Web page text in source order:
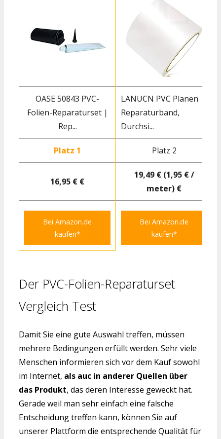
OASE 50843 PVC-
Folien-Reparaturset |
Rep...
LANUCN PVC Planen
Reparaturband,
Durchsi...
Platz 1 Platz 2
16,95 € €
19,49 € (1,95 € /
meter) €
Bei Amazon.de
kaufen*
Bei Amazon.de
kaufen*
Der PVC-Folien-Reparaturset
Vergleich Test
Damit Sie eine gute Auswahl treffen, müssen
mehrere Bedingungen erfüllt werden. Sehr viele
Menschen informieren sich vor dem Kauf sowohl
im Internet, als auc in anderer Quellen über
das Produkt, das deren Interesse geweckt hat.
Gerade weil man sehr einfach eine falsche
Entscheidung treffen kann, können Sie auf
unserer Plattform die entsprechende Qualität für